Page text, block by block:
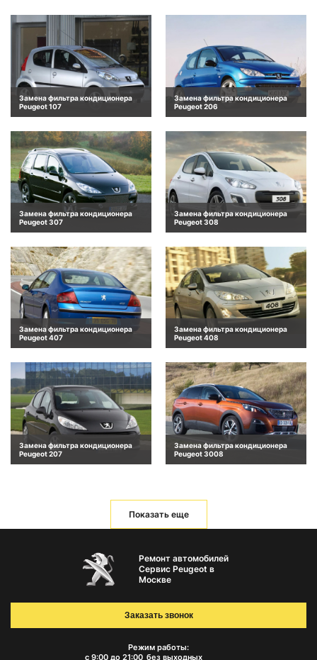
Замена фильтра кондиционера
Peugeot 107
Замена фильтра кондиционера
Peugeot 206
Замена фильтра кондиционера
Peugeot 307
Замена фильтра кондиционера
Peugeot 308
Замена фильтра кондиционера
Peugeot 407
Замена фильтра кондиционера
Peugeot 408
Замена фильтра кондиционера
Peugeot 207
Замена фильтра кондиционера
Peugeot 3008
Показать еще
Ремонт автомобилей
Сервис Peugeot в
Москве
Режим работы:
с 9:00 до 21:00 без выходных
Заказать звонок